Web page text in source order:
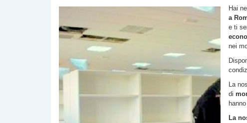
Hai
a
e ti
nei
La
di
La